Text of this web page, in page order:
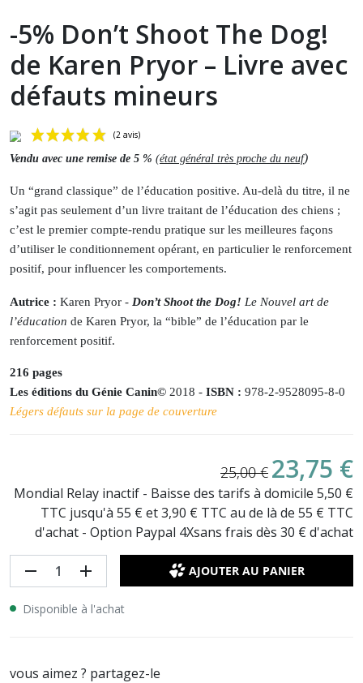
-5% Don’t Shoot The Dog!
de Karen Pryor – Livre avec
défauts mineurs
Vendu avec une remise de 5 % (état général très proche du neuf)
Un “grand classique” de l’éducation positive. Au-delà du titre, il ne
s’agit pas seulement d’un livre traitant de l’éducation des chiens ;
c’est le premier compte-rendu pratique sur les meilleures façons
d’utiliser le conditionnement opérant, en particulier le renforcement
positif, pour influencer les comportements.
Autrice : Karen Pryor - Don’t Shoot the Dog! Le Nouvel art de
l’éducation de Karen Pryor, la “bible” de l’éducation par le
renforcement positif.
216 pages
Les éditions du Génie Canin© 2018 - ISBN : 978-2-9528095-8-0
Légers défauts sur la page de couverture
25,00 € 23,75 €
Mondial Relay inactif - Baisse des tarifs à domicile 5,50 €
TTC jusqu'à 55 € et 3,90 € TTC au de là de 55 € TTC
d'achat - Option Paypal 4Xsans frais dès 30 € d'achat
remove add AJOUTER AU PANIER
Disponible à l'achat
vous aimez ? partagez-le